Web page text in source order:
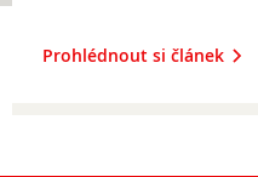
Prohlédnout si článek